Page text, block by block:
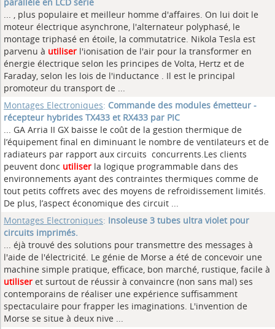
... , plus populaire et meilleur homme d'affaires. On lui doit le
moteur électrique asynchrone, l'alternateur polyphasé, le
montage triphasé en étoile, la commutatrice. Nikola Tesla est
parvenu à utiliser l'ionisation de l'air pour la transformer en
énergie électrique selon les principes de Volta, Hertz et de
Faraday, selon les lois de l'inductance . Il est le principal
promoteur du transport de ...
Montages Electroniques: Commande des modules émetteur -
récepteur hybrides TX433 et RX433 par PIC
... GA Arria II GX baisse le coût de la gestion thermique de
l’équipement final en diminuant le nombre de ventilateurs et de
radiateurs par rapport aux circuits concurrents.Les clients
peuvent donc utiliser la logique programmable dans des
environnements ayant des contraintes thermiques comme de
tout petits coffrets avec des moyens de refroidissement limités.
De plus, l’aspect économique des circuit ...
Montages Electroniques: Insoleuse 3 tubes ultra violet pour
circuits imprimés.
... éjà trouvé des solutions pour transmettre des messages à
l'aide de l'électricité. Le génie de Morse a été de concevoir une
machine simple pratique, efficace, bon marché, rustique, facile à
utiliser et surtout de réussir à convaincre (non sans mal) ses
contemporains de réaliser une expérience suffisamment
spectaculaire pour frapper les imaginations. L'invention de
Morse se situe à deux nive ...